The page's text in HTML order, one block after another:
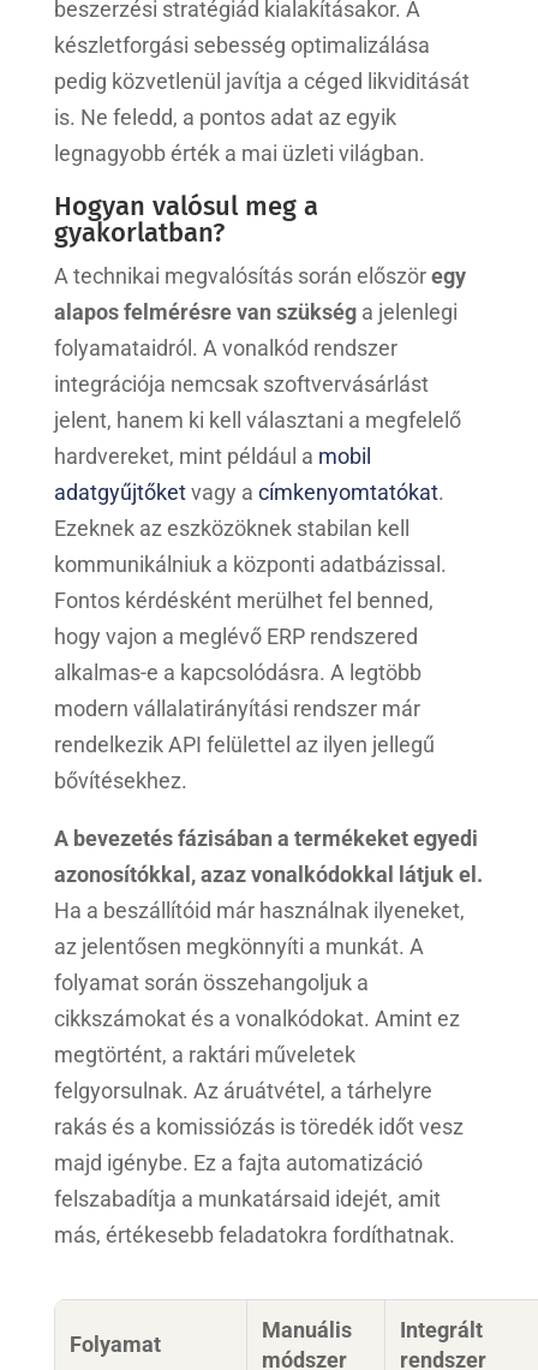
beszerzési stratégiád kialakításakor. A
készletforgási sebesség optimalizálása
pedig közvetlenül javítja a céged likviditását
is. Ne feledd, a pontos adat az egyik
legnagyobb érték a mai üzleti világban.
Hogyan valósul meg a
gyakorlatban?
A technikai megvalósítás során előszöregy
alapos felmérésre van szükséga jelenlegi
folyamataidról. A vonalkód rendszer
integrációja nemcsak szoftvervásárlást
jelent, hanem ki kell választani a megfelelő
hardvereket, mint például a mobil
adatgyűjtőketvagy a címkenyomtatókat.
Ezeknek az eszközöknek stabilan kell
kommunikálniuk a központi adatbázissal.
Fontos kérdésként merülhet fel benned,
hogy vajon a meglévő ERP rendszered
alkalmas-e a kapcsolódásra. A legtöbb
modern vállalatirányítási rendszer már
rendelkezik API felülettel az ilyen jellegű
bővítésekhez.
A bevezetés fázisában a termékeket egyedi
azonosítókkal, azaz vonalkódokkal látjuk el.
Ha a beszállítóid már használnak ilyeneket,
az jelentősen megkönnyíti a munkát. A
folyamat során összehangoljuk a
cikkszámokat és a vonalkódokat. Amint ez
megtörtént, a raktári műveletek
felgyorsulnak. Az áruátvétel, a tárhelyre
rakás és a komissiózás is töredék időt vesz
majd igénybe. Ez a fajta automatizáció
felszabadítja a munkatársaid idejét, amit
más, értékesebb feladatokra fordíthatnak.
Folyamat
Manuális
módszer
Integrált
rendszer